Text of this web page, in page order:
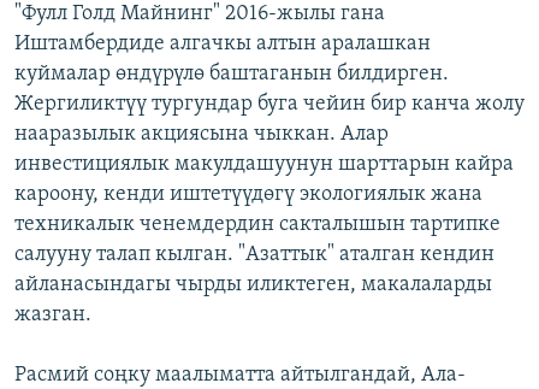
"Фулл Голд Майнинг" 2016-жылы гана
Иштамбердиде алгачкы алтын аралашкан
куймалар өндүрүлө баштаганын билдирген.
Жергиликтүү тургундар буга чейин бир канча жолу
нааразылык акциясына чыккан. Алар
инвестициялык макулдашуунун шарттарын кайра
кароону, кенди иштетүүдөгү экологиялык жана
техникалык ченемдердин сакталышын тартипке
салууну талап кылган. "Азаттык" аталган кендин
айланасындагы чырды иликтеген, макалаларды
жазган.
Расмий соңку маалыматта айтылгандай, Ала-